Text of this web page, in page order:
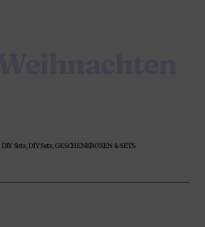
DIY Sets, DIY Sets,GESCHENKBOXEN & SETS